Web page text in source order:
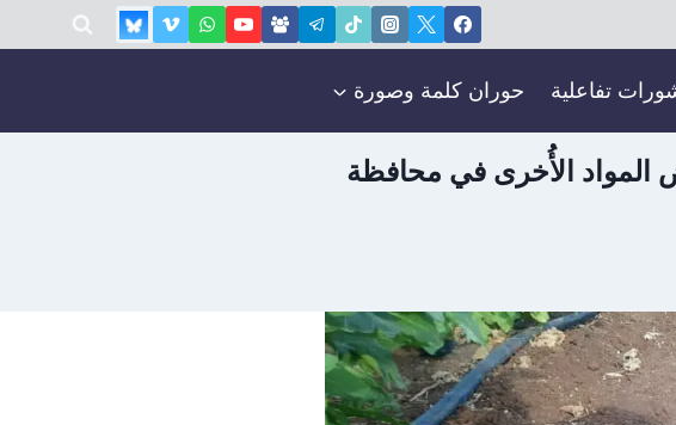
تفاعلية حوران كلمة وصورة
المواد الأُخرى في محافظة